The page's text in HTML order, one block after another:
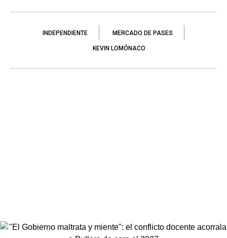
INDEPENDIENTE MERCADO DE PASES
KEVIN LOMÓNACO